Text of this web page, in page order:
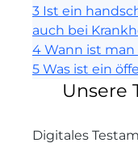
3 Ist ein
auch bei
4 Wann ist
5 Was ist ein
Unsere
Digitales